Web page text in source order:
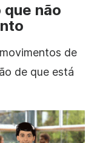
que não
de
de que está